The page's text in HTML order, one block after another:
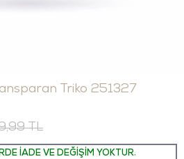
Triko 251327
TL
İADE VE DEĞİŞİM YOKTUR.